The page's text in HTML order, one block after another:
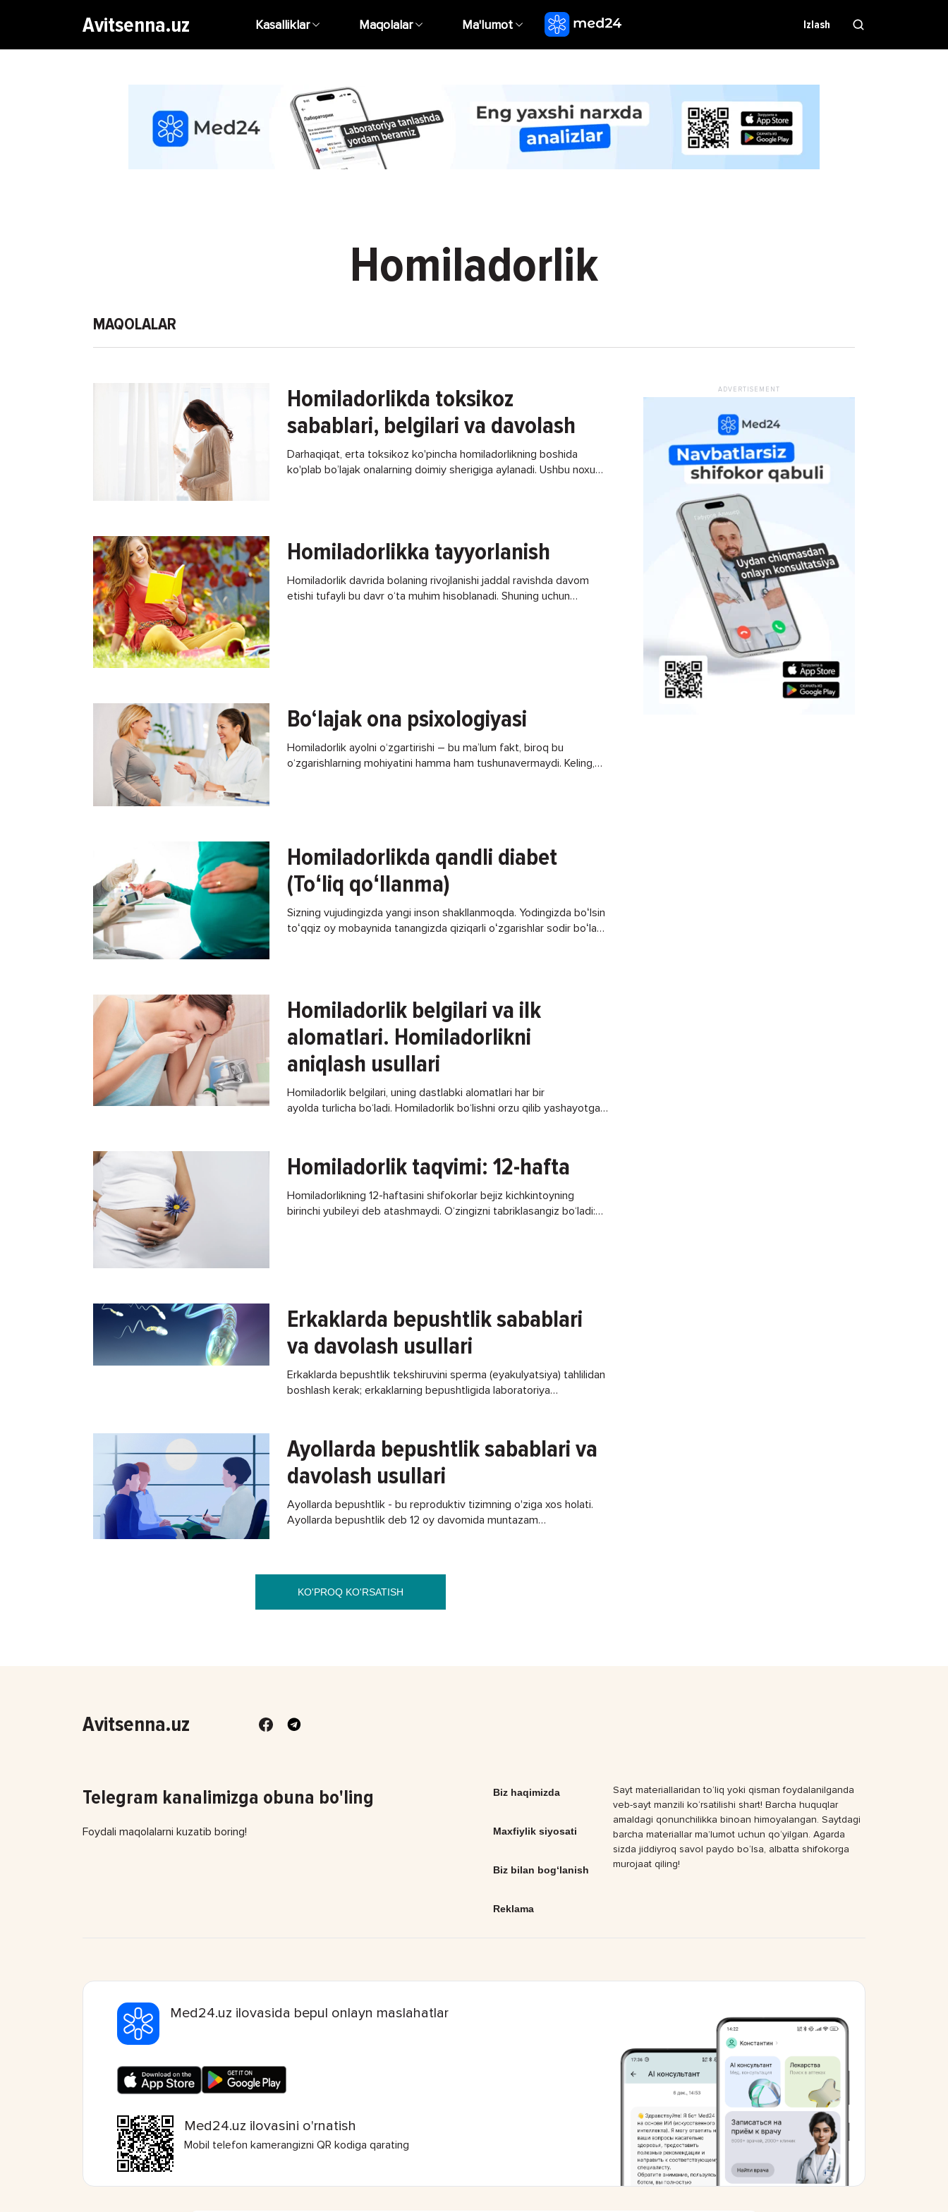
Avitsenna.uz Kasalliklar Maqolalar Ma'lumot Izlash
Homiladorlik
MAQOLALAR
Homiladorlikda toksikoz
sabablari, belgilari va davolash
Darhaqiqat, erta toksikoz ko'pincha homiladorlikning boshida
ko'plab bo’lajak onalarning doimiy sherigiga aylanadi. Ushbu noxush
Homiladorlikka tayyorlanish
Homiladorlik davrida bolaning rivojlanishi jaddal ravishda davom
etishi tufayli bu davr o‘ta muhim hisoblanadi. Shuning uchun
Bo‘lajak ona psixologiyasi
Homiladorlik ayolni o‘zgartirishi – bu ma’lum fakt, biroq bu
o‘zgarishlarning mohiyatini hamma ham tushunavermaydi. Keling,
Homiladorlikda qandli diabet
(Toʻliq qoʻllanma)
Sizning vujudingizda yangi inson shakllanmoqda. Yodingizda boʻlsin
toʻqqiz oy mobaynida tanangizda qiziqarli oʻzgarishlar sodir boʻladi.
Homiladorlik belgilari va ilk
alomatlari. Homiladorlikni
aniqlash usullari
Homiladorlik belgilari, uning dastlabki alomatlari har bir
ayolda turlicha bo‘ladi. Homiladorlik bo‘lishni orzu qilib yashayotgan
Homiladorlik taqvimi: 12-hafta
Homiladorlikning 12-haftasini shifokorlar bejiz kichkintoyning
birinchi yubileyi deb atashmaydi. O‘zingizni tabriklasangiz bo‘ladi:
Erkaklarda bepushtlik sabablari
va davolash usullari
Erkaklarda bepushtlik tekshiruvini sperma (eyakulyatsiya) tahlilidan
boshlash kerak; erkaklarning bepushtligida laboratoriya
Ayollarda bepushtlik sabablari va
davolash usullari
Ayollarda bepushtlik - bu reproduktiv tizimning o'ziga xos holati.
Ayollarda bepushtlik deb 12 oy davomida muntazam
KO'PROQ KO'RSATISH
Avitsenna.uz
Telegram kanalimizga obuna bo'ling
Foydali maqolalarni kuzatib boring!
Biz haqimizda
Maxfiylik siyosati
Biz bilan bog‘lanish
Reklama
Sayt materiallaridan to‘liq yoki qisman foydalanilganda
veb-sayt manzili ko‘rsatilishi shart! Barcha huquqlar
amaldagi qonunchilikka binoan himoyalangan. Saytdagi
barcha materiallar ma’lumot uchun qo‘yilgan. Agarda
sizda jiddiyroq savol paydo bo‘lsa, albatta shifokorga
murojaat qiling!
Med24.uz ilovasida bepul onlayn maslahatlar
Med24.uz ilovasini o'rnatish
Mobil telefon kamerangizni QR kodiga qarating